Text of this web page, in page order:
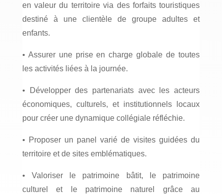
en valeur du territoire via des forfaits touristiques
destiné à une clientèle de groupe adultes et
enfants.
• Assurer une prise en charge globale de toutes
les activités liées à la journée.
• Développer des partenariats avec les acteurs
économiques, culturels, et institutionnels locaux
pour créer une dynamique collégiale réfléchie.
• Proposer un panel varié de visites guidées du
territoire et de sites emblématiques.
• Valoriser le patrimoine bâtit, le patrimoine
culturel et le patrimoine naturel grâce au